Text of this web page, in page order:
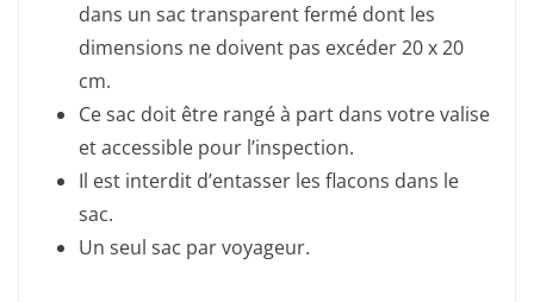
dans un sac transparent fermé dont les
dimensions ne doivent pas excéder 20 x 20
cm.
Ce sac doit être rangé à part dans votre valise
et accessible pour l’inspection.
Il est interdit d’entasser les flacons dans le
sac.
Un seul sac par voyageur.